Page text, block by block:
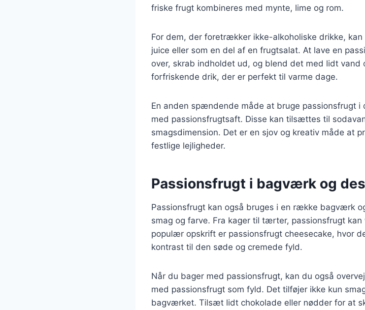
friske frugt kombineres med mynte, lime og rom.
For dem, der foretrækker ikke-alkoholiske drikke,
juice eller som en del af en frugtsalat. At lave en
over, skrab indholdet ud, og blend det med lidt vand
forfriskende drik, der er perfekt til varme dage.
En anden spændende måde at bruge passionsfrugt i
med passionsfrugtsaft. Disse kan tilsættes til
smagsdimension. Det er en sjov og kreativ måde at
festlige lejligheder.
Passionsfrugt i bagværk og
Passionsfrugt kan også bruges i en række bagværk
smag og farve. Fra kager til tærter, passionsfrugt
populær opskrift er passionsfrugt cheesecake, hvor
kontrast til den søde og cremede fyld.
Når du bager med passionsfrugt, kan du også
med passionsfrugt som fyld. Det tilføjer ikke kun
bagværket. Tilsæt lidt chokolade eller nødder for at